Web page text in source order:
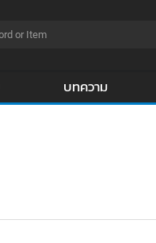
บทความ